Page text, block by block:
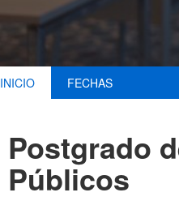
INICIO FECHAS
Postgrado
Públicos